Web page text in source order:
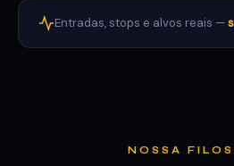
Entradas, stops e alvos reais —
NOSSA